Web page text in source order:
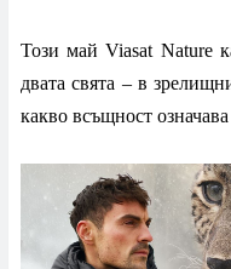
Този май Viasat Nature
двата свята – в
какво всъщност